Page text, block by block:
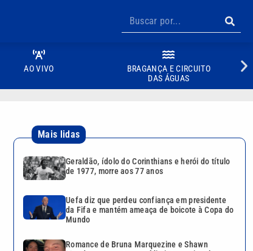
AO VIVO
BRAGANÇA E CIRCUITO
DAS ÁGUAS
Mais lidas
Geraldão, ídolo do Corinthians e herói do título
de 1977, morre aos 77 anos
Uefa diz que perdeu confiança em presidente
da Fifa e mantém ameaça de boicote à Copa do
Mundo
Romance de Bruna Marquezine e Shawn